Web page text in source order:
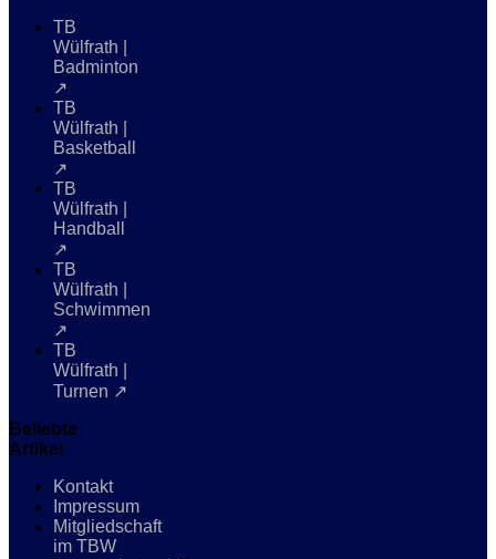
TB
Wülfrath |
Badminton
↗
TB
Wülfrath |
Basketball
↗
TB
Wülfrath |
Handball
↗
TB
Wülfrath |
Schwimmen
↗
TB
Wülfrath |
Turnen ↗
Beliebte
Artikel
Kontakt
Impressum
Mitgliedschaft
im TBW